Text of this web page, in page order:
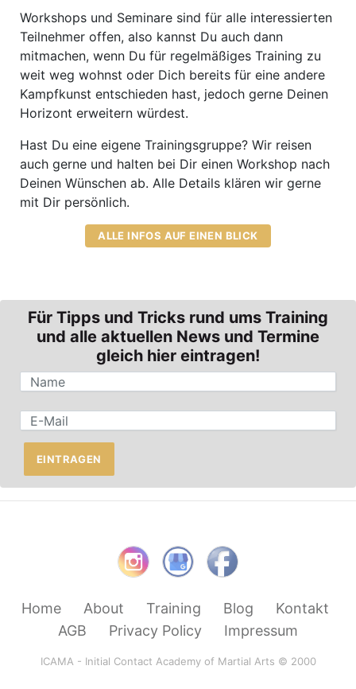
Workshops und Seminare sind für alle interessierten
Teilnehmer offen, also kannst Du auch dann
mitmachen, wenn Du für regelmäßiges Training zu
weit weg wohnst oder Dich bereits für eine andere
Kampfkunst entschieden hast, jedoch gerne Deinen
Horizont erweitern würdest.
Hast Du eine eigene Trainingsgruppe? Wir reisen
auch gerne und halten bei Dir einen Workshop nach
Deinen Wünschen ab. Alle Details klären wir gerne
mit Dir persönlich.
ALLE INFOS AUF EINEN BLICK
Für Tipps und Tricks rund ums Training
und alle aktuellen News und Termine
gleich hier eintragen!
EINTRAGEN
Home About Training Blog
Kontakt
AGB
Privacy Policy Impressum
ICAMA - Initial Contact Academy of Martial Arts © 2000